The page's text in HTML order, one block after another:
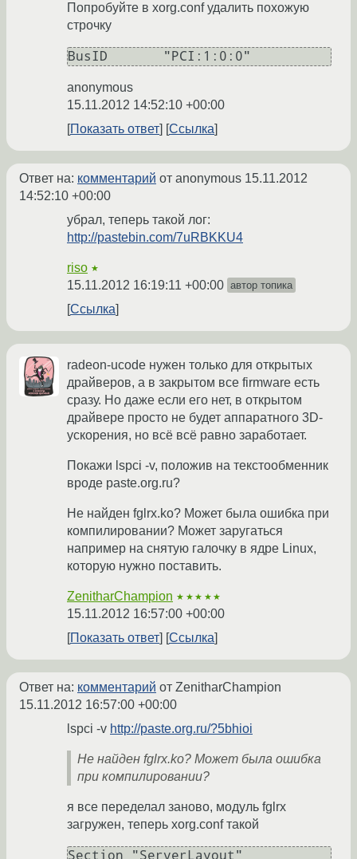
Попробуйте в xorg.conf удалить похожую
строчку
BusID       "PCI:1:0:0"
anonymous
15.11.2012 14:52:10 +00:00
Показать ответ
Ссылка
Ответ на: комментарий от anonymous 15.11.2012
14:52:10 +00:00
убрал, теперь такой лог:
http://pastebin.com/7uRBKKU4
riso ★
15.11.2012 16:19:11 +00:00 автор топика
Ссылка
radeon-ucode нужен только для открытых
драйверов, а в закрытом все firmware есть
сразу. Но даже если его нет, в открытом
драйвере просто не будет аппаратного 3D-
ускорения, но всё всё равно заработает.
Покажи lspci -v, положив на текстообменник
вроде paste.org.ru?
Не найден fglrx.ko? Может была ошибка при
компилировании? Может заругаться
например на снятую галочку в ядре Linux,
которую нужно поставить.
ZenitharChampion ★★★★★
15.11.2012 16:57:00 +00:00
Показать ответ
Ссылка
Ответ на: комментарий от ZenitharChampion
15.11.2012 16:57:00 +00:00
lspci -v http://paste.org.ru/?5bhioi
Не найден fglrx.ko? Может была ошибка
при компилировании?
я все переделал заново, модуль fglrx
загружен, теперь xorg.conf такой
Section "ServerLayout"